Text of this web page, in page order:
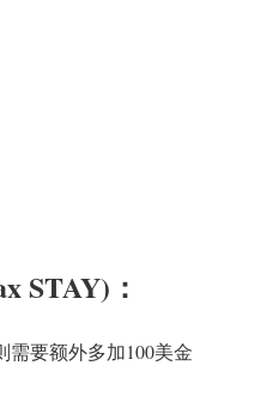
STAY)：
需要额外多加100美金